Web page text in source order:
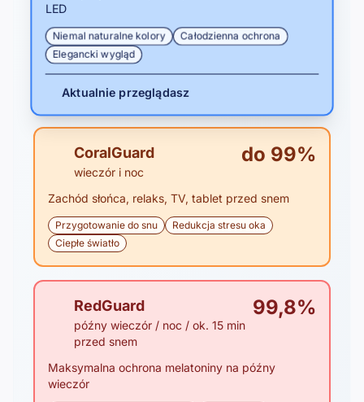
LED
Niemal naturalne kolory
Całodzienna ochrona
Elegancki wygląd
Aktualnie przeglądasz
CoralGuard
wieczór i noc
do 99%
Zachód słońca, relaks, TV, tablet przed snem
Przygotowanie do snu
Redukcja stresu oka
Ciepłe światło
RedGuard
późny wieczór / noc / ok. 15 min
przed snem
99,8%
Maksymalna ochrona melatoniny na późny
wieczór